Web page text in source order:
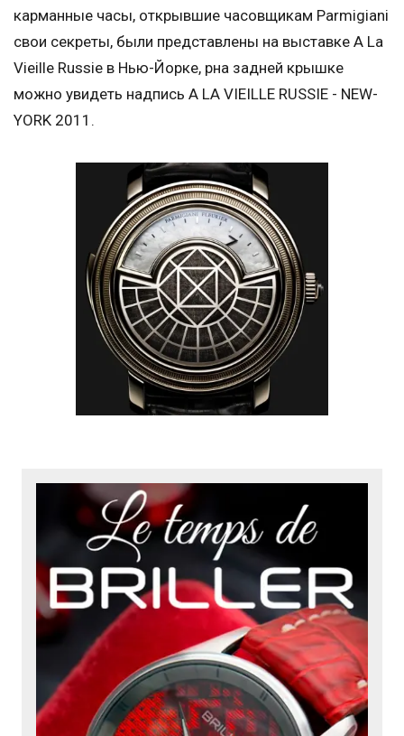
карманные часы, открывшие часовщикам Parmigiani
свои секреты, были представлены на выставке A La
Vieille Russie в Нью-Йорке, рна задней крышке
можно увидеть надпись A LA VIEILLE RUSSIE - NEW-
YORK 2011.